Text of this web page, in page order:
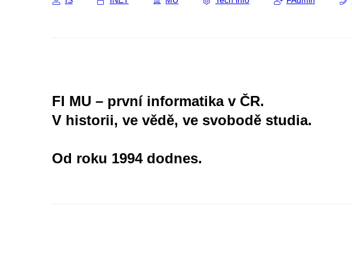
FI MU – první informatika v ČR.
V historii, ve vědě, ve svobodě studia.
Od roku 1994 dodnes.